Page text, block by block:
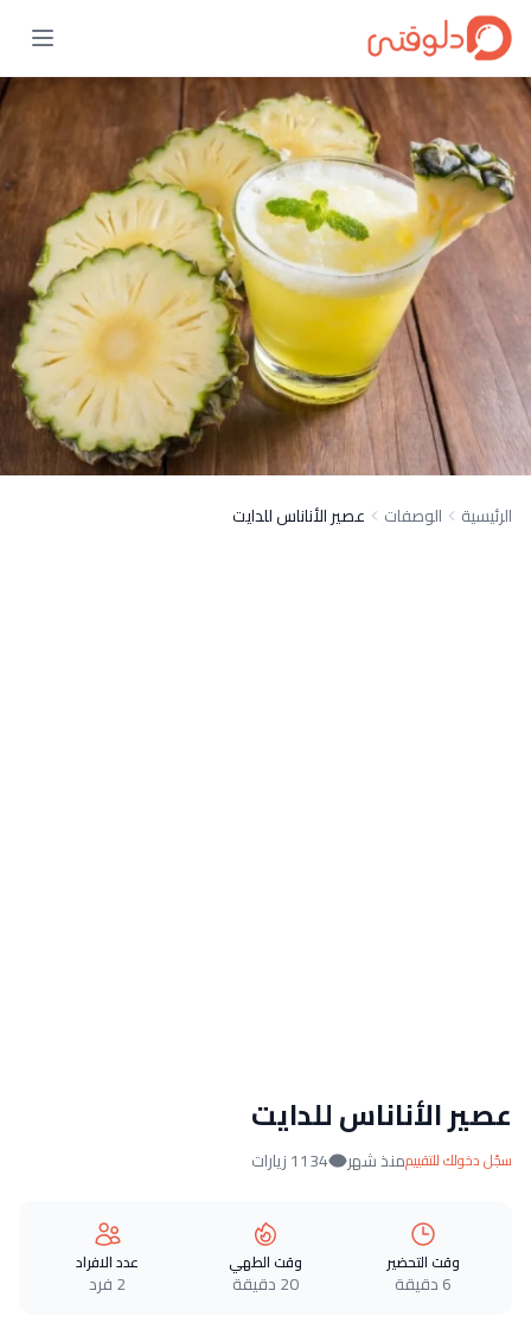
الرئيسية الوصفات عصير الأناناس للدايت
عصير الأناناس للدايت
سجّل دخولك للتقييممنذ شهر 1134 زيارات
وقت التحضير
6 دقيقة
وقت الطهي
20 دقيقة
عدد الافراد
2 فرد